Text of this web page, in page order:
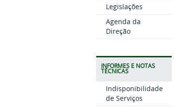
Legislações
Agenda da
Direção
INFORMES E NOTAS
TÉCNICAS
Indisponibilidade
de Serviços